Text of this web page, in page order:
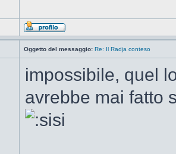
Oggetto del messaggio: Re: Il Radja conteso
impossibile, quel
avrebbe mai fatto